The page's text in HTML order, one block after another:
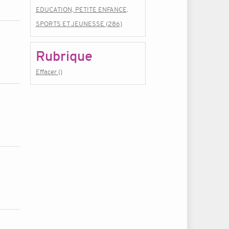
EDUCATION, PETITE ENFANCE,
SPORTS ET JEUNESSE (286)
Rubrique
Effacer ()